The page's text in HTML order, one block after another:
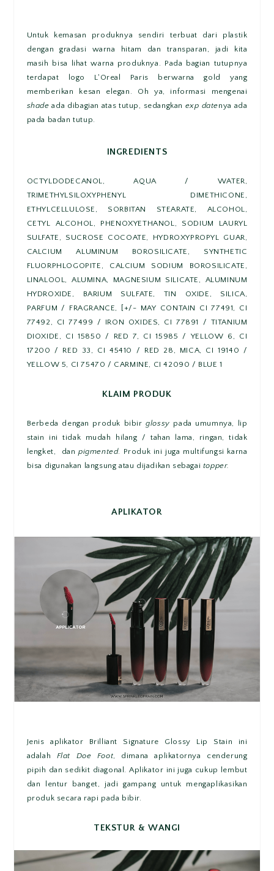
Untuk kemasan produknya sendiri terbuat dari plastik
dengan gradasi warna hitam dan transparan, jadi kita
masih bisa lihat warna produknya. Pada bagian tutupnya
terdapat logo L'Oreal Paris berwarna gold yang
memberikan kesan elegan. Oh ya, informasi mengenai
shade ada dibagian atas tutup, sedangkan exp datenya ada
pada badan tutup.
INGREDIENTS
OCTYLDODECANOL, AQUA / WATER,
TRIMETHYLSILOXYPHENYL DIMETHICONE,
ETHYLCELLULOSE, SORBITAN STEARATE, ALCOHOL,
CETYL ALCOHOL, PHENOXYETHANOL, SODIUM LAURYL
SULFATE, SUCROSE COCOATE, HYDROXYPROPYL GUAR,
CALCIUM ALUMINUM BOROSILICATE, SYNTHETIC
FLUORPHLOGOPITE, CALCIUM SODIUM BOROSILICATE,
LINALOOL, ALUMINA, MAGNESIUM SILICATE, ALUMINUM
HYDROXIDE, BARIUM SULFATE, TIN OXIDE, SILICA,
PARFUM / FRAGRANCE, [+/- MAY CONTAIN CI 77491, CI
77492, CI 77499 / IRON OXIDES, CI 77891 / TITANIUM
DIOXIDE, CI 15850 / RED 7, CI 15985 / YELLOW 6, CI
17200 / RED 33, CI 45410 / RED 28, MICA, CI 19140 /
YELLOW 5, CI 75470 / CARMINE, CI 42090 / BLUE 1
KLAIM PRODUK
Berbeda dengan produk bibirglossy pada umumnya, lip
stain ini tidak mudah hilang / tahan lama, ringan, tidak
lengket, dan pigmented. Produk ini juga multifungsi karna
bisa digunakan langsung atau dijadikan sebagai topper.
APLIKATOR
Jenis aplikator Brilliant Signature Glossy Lip Stain ini
adalah Flat Doe Foot , dimana aplikatornya cenderung
pipih dan sedikit diagonal. Aplikator ini juga cukup lembut
dan lentur banget, jadi gampang untuk mengaplikasikan
produk secara rapi pada bibir.
TEKSTUR & WANGI